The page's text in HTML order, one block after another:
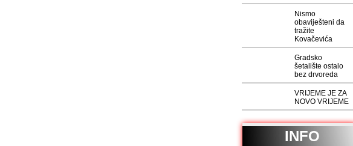
Nismo
obaviješteni da
tražite
Kovačevića
Gradsko
šetalište ostalo
bez drvoreda
VRIJEME JE ZA
NOVO VRIJEME
INFO